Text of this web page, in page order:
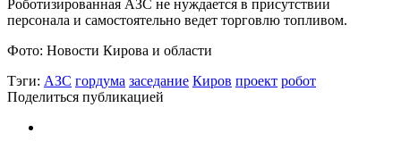
Роботизированная АЗС не нуждается в присутствии
персонала и самостоятельно ведет торговлю топливом.
Фото: Новости Кирова и области
Тэги: АЗС гордума заседание Киров проект робот
Поделиться публикацией